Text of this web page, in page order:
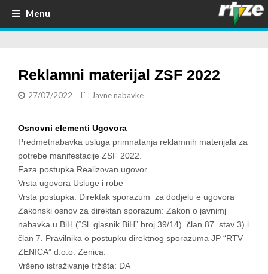
Menu
Reklamni materijal ZSF 2022
27/07/2022 Javne nabavke
Osnovni elementi Ugovora
Predmetnabavka usluga primnatanja reklamnih materijala za
potrebe manifestacije ZSF 2022.
Faza postupka Realizovan ugovor
Vrsta ugovora Usluge i robe
Vrsta postupka: Direktak sporazum za dodjelu e ugovora
Zakonski osnov za direktan sporazum: Zakon o javnimj
nabavka u BiH (“Sl. glasnik BiH” broj 39/14) član 87. stav 3) i
član 7. Pravilnika o postupku direktnog sporazuma JP “RTV
ZENICA” d.o.o. Zenica.
Vršeno istraživanje tržišta: DA